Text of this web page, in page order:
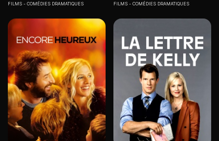
FILMS COMÉDIES DRAMATIQUES FILMS COMÉDIES DRAMATIQUES